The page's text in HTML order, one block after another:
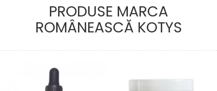
PRODUSE MARCA
ROMÂNEASCĂ KOTYS